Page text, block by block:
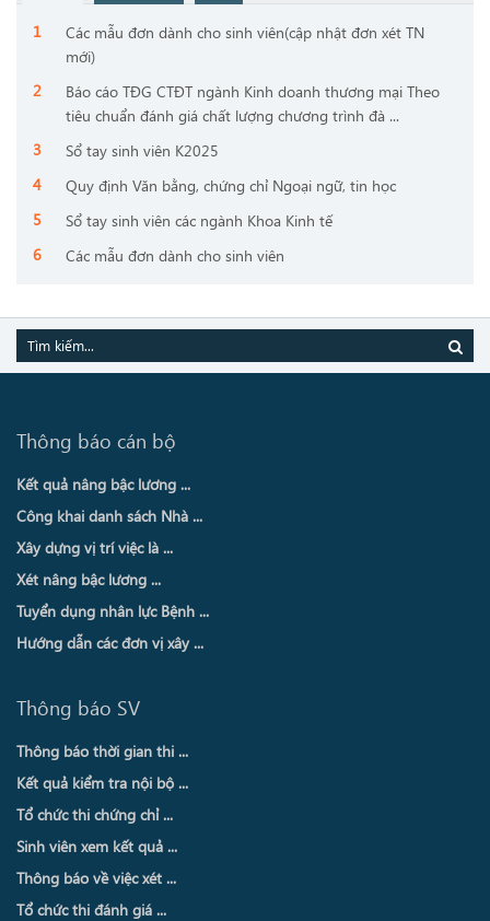
Các mẫu đơn dành cho sinh viên(cập nhật đơn xét TN
mới)
Báo cáo TĐG CTĐT ngành Kinh doanh thương mại Theo
tiêu chuẩn đánh giá chất lượng chương trình đà ...
Sổ tay sinh viên K2025
Quy định Văn bằng, chứng chỉ Ngoại ngữ, tin học
Sổ tay sinh viên các ngành Khoa Kinh tế
Các mẫu đơn dành cho sinh viên
Thông báo cán bộ
Kết quả nâng bậc lương ...
Công khai danh sách Nhà ...
Xây dựng vị trí việc là ...
Xét nâng bậc lương ...
Tuyển dụng nhân lực Bệnh ...
Hướng dẫn các đơn vị xây ...
Thông báo SV
Thông báo thời gian thi ...
Kết quả kiểm tra nội bộ ...
Tổ chức thi chứng chỉ ...
Sinh viên xem kết quả ...
Thông báo về việc xét ...
Tổ chức thi đánh giá ...